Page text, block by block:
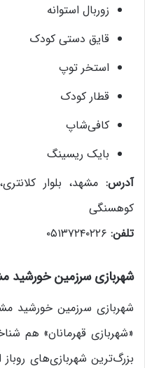
زوربال استوانه
قایق دستی کودک
استخر توپ
قطار کودک
کافی‌شاپ
بایک ریسینگ
آدرس: مشهد، بلوار
کوهسنگی
تلفن:
شهربازی سرزمین خورشید
شهربازی سرزمین خورشید
«شهربازی قهرمانان» هم
بزرگ‌ترین شهربازی‌های